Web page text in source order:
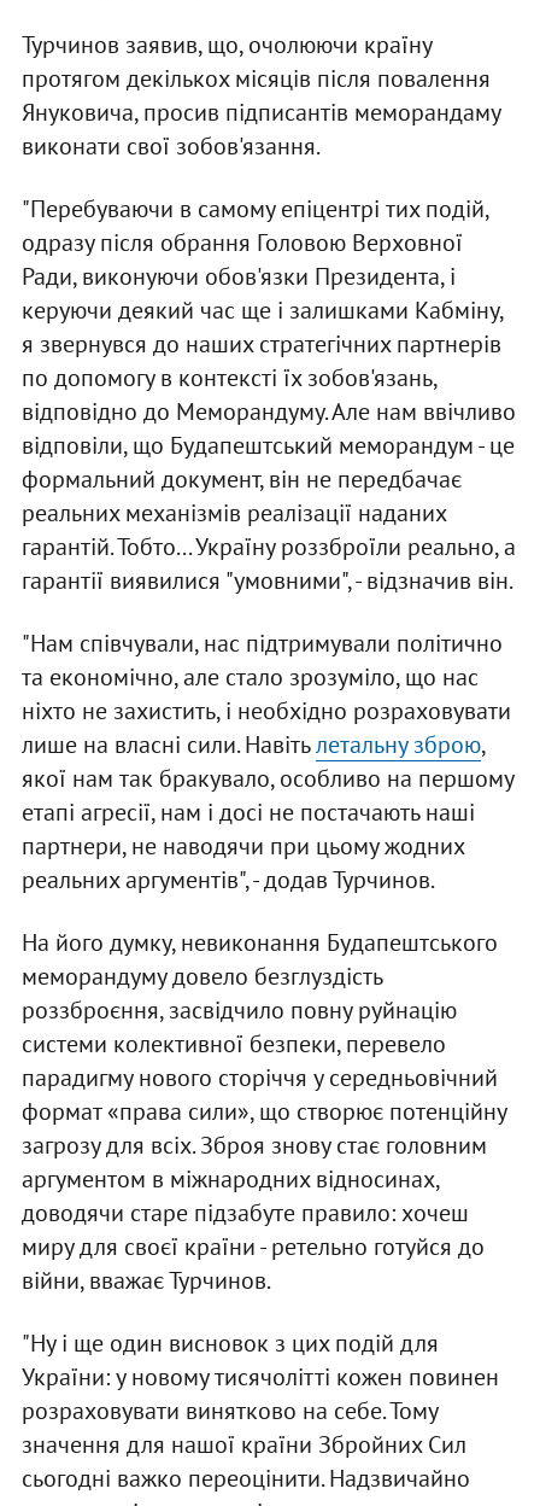
Турчинов заявив, що, очолюючи країну
протягом декількох місяців після повалення
Януковича, просив підписантів меморандаму
виконати свої зобов'язання.
"Перебуваючи в самому епіцентрі тих подій,
одразу після обрання Головою Верховної
Ради, виконуючи обов'язки Президента, і
керуючи деякий час ще і залишками Кабміну,
я звернувся до наших стратегічних партнерів
по допомогу в контексті їх зобов'язань,
відповідно до Меморандуму. Але нам ввічливо
відповіли, що Будапештський меморандум - це
формальний документ, він не передбачає
реальних механізмів реалізації наданих
гарантій. Тобто... Україну роззброїли реально, а
гарантії виявилися "умовними", - відзначив він.
"Нам співчували, нас підтримували політично
та економічно, але стало зрозуміло, що нас
ніхто не захистить, і необхідно розраховувати
лише на власні сили. Навітьлетальну зброю,
якої нам так бракувало, особливо на першому
етапі агресії, нам і досі не постачають наші
партнери, не наводячи при цьому жодних
реальних аргументів", - додав Турчинов.
На його думку, невиконання Будапештського
меморандуму довело безглуздість
роззброєння, засвідчило повну руйнацію
системи колективної безпеки, перевело
парадигму нового сторіччя у середньовічний
формат «права сили», що створює потенційну
загрозу для всіх. Зброя знову стає головним
аргументом в міжнародних відносинах,
доводячи старе підзабуте правило: хочеш
миру для своєї країни - ретельно готуйся до
війни, вважає Турчинов.
"Ну і ще один висновок з цих подій для
України: у новому тисячолітті кожен повинен
розраховувати винятково на себе. Тому
значення для нашої країни Збройних Сил
сьогодні важко переоцінити. Надзвичайно